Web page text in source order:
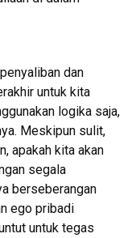
dan
untuk kita
logika saja,
Meskipun sulit,
apakah kita akan
segala
berseberangan
ego pribadi
untuk tegas